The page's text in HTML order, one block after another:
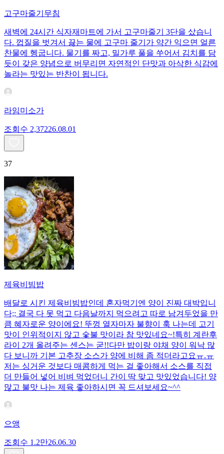
고구마줄기무침
새벽에 24시간 식자재마트에 가서 고구마줄기 3단을 샀습니
다. 껍질을 벗겨서 끓는 물에 고구마 줄기가 약간 익으면 얼른
찬물에 헹굽니다. 물기를 짜고, 밀가루 풀을 쑤어서 김치를 담
듯이 갖은 양념으로 버무리면 자연적인 단맛과 아삭한 식감에
놀라는 맛있는 반찬이 됩니다.
라임미소가
조회수 2,37226.08.01
37
제육비빔밥
배달로 시킨 제육비빔밥인데 혼자먹기엔 양이 진짜 대박입니
다;; 결국 다 못 먹고 다음날까지 먹으려고 따로 남겨두었을 만
큼 혜자로운 양이에요! 뚜껑 열자마자 불향이 훅 나는데 고기
맛이 인위적이지 않고 숯불 맛이라 참 맛있네요~!특히 계란후
라이 2개 올려주는 센스는 굳!! ​다만 밥이랑 야채 양이 워낙 많
다 보니까 기본 고추장 소스가 양에 비해 좀 적더라고요ㅠ.ㅠ
저는 싱거운 것보다 매콤하게 먹는 걸 좋아해서 소스를 직접
더 만들어 넣어 비벼 먹었더니 간이 딱 맞고 맛있었습니다! 양
많고 불맛 나는 제육 좋아하시면 꼭 드셔보세요~^^
으앵
조회수 1.2만26.06.30